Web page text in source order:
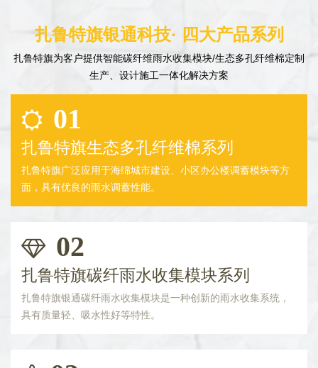
扎鲁特旗银通科技· 四大产品系列
扎鲁特旗为客户提供智能碳纤维雨水收集模块/生态多孔纤维棉定制
生产、设计施工一体化解决方案
01
扎鲁特旗生态多孔纤维棉系列
扎鲁特旗广泛应用于海绵城市建设、小区办公楼调蓄模块等方
面，具有优良的雨水调蓄性能。
02
扎鲁特旗碳纤雨水收集模块系列
扎鲁特旗银通碳纤雨水收集模块是一种创新的雨水收集系统，
具有质量轻、吸水性好等特性。